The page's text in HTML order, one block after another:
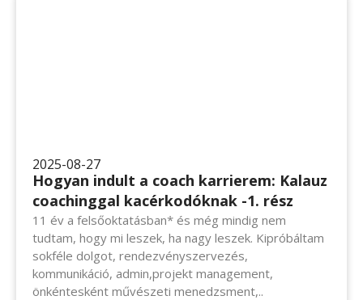
2025-08-27
Hogyan indult a coach karrierem: Kalauz
coachinggal kacérkodóknak -1. rész
11 év a felsőoktatásban* és még mindig nem tudtam,
hogy mi leszek, ha nagy leszek. Kipróbáltam sokféle
dolgot, rendezvényszervezés, kommunikáció,
admin,projekt management, önkéntesként művészeti
menedzsment,..